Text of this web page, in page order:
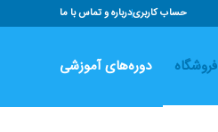
حساب کاربریدرباره و تماس با ما
فروشگاه دوره‌های آموزشی